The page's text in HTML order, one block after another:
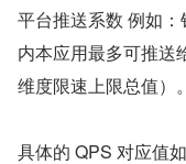
平台推送系数 例如
内本应用最多可推送
维度限速上限总值）。
具体的 QPS 对应值如